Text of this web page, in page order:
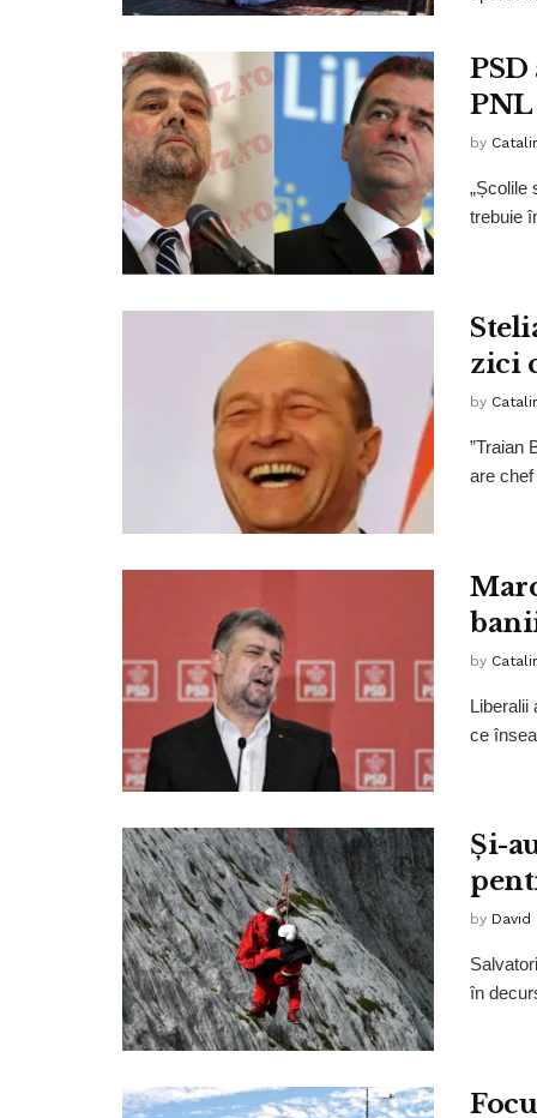
by
„Școlile
trebuie
zici
by
”Traian
are
by
Liberalii
ce
Și-
by David
în